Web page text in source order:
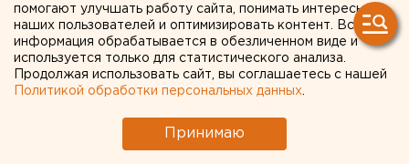
ЧИТАЙТЕ ТАКЖЕ:
Исторический центр Оренбурга застроят по
КРТ, а история с небоскребами — на паузе
Свердловской области
помогают улучшать работу сайта, понимать интересы
наших пользователей и оптимизировать контент. Вся
информация обрабатывается в обезличенном виде и
используется только для статистического анализа.
Продолжая использовать сайт, вы соглашаетесь с нашей
Политикой обработки персональных данных
Принимаю